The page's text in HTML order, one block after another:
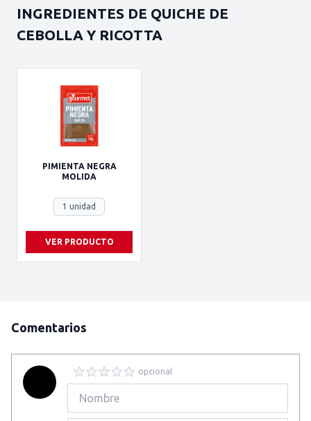
INGREDIENTES DE QUICHE DE
CEBOLLA Y RICOTTA
PIMIENTA NEGRA
MOLIDA
1 unidad
VER PRODUCTO
Comentarios
opcional